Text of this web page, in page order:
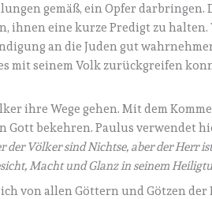
gemäß, ein Opfer darbringen.
ihnen eine kurze Predigt zu
an die Juden gut
mit seinem Volk zurückgreifen
ihre Wege gehen. Mit dem
Gott bekehren. Paulus verwendet
der Völker sind Nichtse, aber der Herr
Macht und Glanz in seinem
von allen Göttern und Götzen